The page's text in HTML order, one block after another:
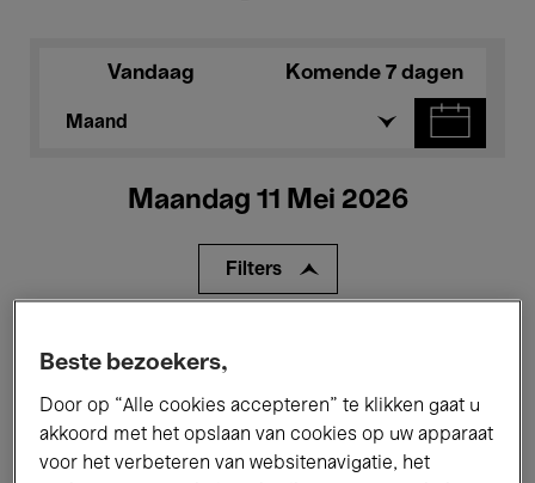
Vandaag Komende 7 dagen
Maand
Maandag 11 Mei 2026
Filters
Tentoonstellingen Films
Performances Lezingen & Debatten
Beste bezoekers,
Door op “Alle cookies accepteren” te klikken gaat u
akkoord met het opslaan van cookies op uw apparaat
voor het verbeteren van websitenavigatie, het